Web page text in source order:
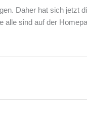
Daher hat sich jetzt
alle sind auf der